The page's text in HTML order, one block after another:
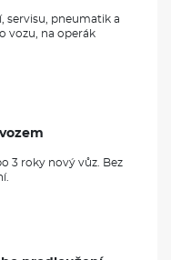
servisu, pneumatik a
vozu, na operák
3 roky nový vůz. Bez